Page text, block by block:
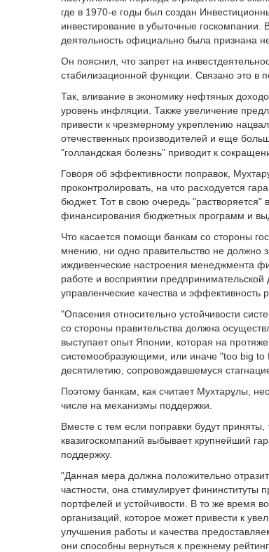
где в 1970-е годы был создан
инвестирование в убыточные
деятельность официально была признана
Он пояснил, что запрет на
стабилизационной функции. Связано это в
Так, вливание в экономику нефтяных
уровень инфляции. Также увеличение
привести к чрезмерному укреплению
отечественных производителей и еще
"голландская болезнь" приводит к
Говоря об эффективности поправок,
проконтролировать, на что расходуется
бюджет. Тот в свою очередь
финансирования бюджетных программ и
Что касается помощи банкам со стороны
мнению, ни одно правительство не должно
иждивенческие настроения менеджмента
работе и восприятии предпринимательской
управленческие качества и эффективность
"Опасения относительно устойчивости
со стороны правительства должна
выступает опыт Японии, которая на
системообразующими, или иначе "too big to
десятилетию, сопровождавшемуся
Поэтому банкам, как считает Мухтарұлы,
числе на механизмы поддержки.
Вместе с тем если поправки будут
квазигоскомпаний выбывает крупнейший
поддержку.
"Данная мера должна положительно
частности, она стимулирует фининституты
портфелей и устойчивости. В то же время
организаций, которое может привести к
улучшения работы и качества
они способны вернуться к прежнему